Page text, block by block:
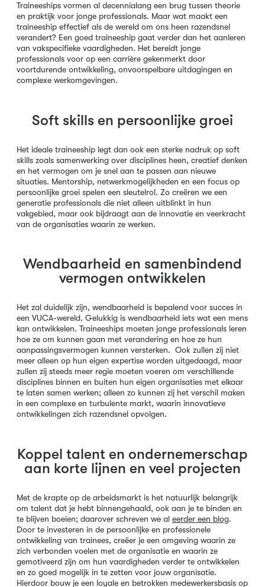
Traineeships vormen al decennialang een brug tussen theorie
en praktijk voor jonge professionals. Maar wat maakt een
traineeship effectief als de wereld om ons heen razendsnel
verandert? Een goed traineeship gaat verder dan het aanleren
van vakspecifieke vaardigheden. Het bereidt jonge
professionals voor op een carrière gekenmerkt door
voortdurende ontwikkeling, onvoorspelbare uitdagingen en
complexe werkomgevingen.
Soft skills en persoonlijke groei
Het ideale traineeship legt dan ook een sterke nadruk op soft
skills zoals samenwerking over disciplines heen, creatief denken
en het vermogen om je snel aan te passen aan nieuwe
situaties. Mentorship, netwerkmogelijkheden en een focus op
persoonlijke groei spelen een sleutelrol. Zo creëren we een
generatie professionals die niet alleen uitblinkt in hun
vakgebied, maar ook bijdraagt aan de innovatie en veerkracht
van de organisaties waarin ze werken.
Wendbaarheid en samenbindend
vermogen ontwikkelen
Het zal duidelijk zijn, wendbaarheid is bepalend voor succes in
een VUCA-wereld. Gelukkig is wendbaarheid iets wat een mens
kan ontwikkelen. Traineeships moeten jonge professionals leren
hoe ze om kunnen gaan met verandering en hoe ze hun
aanpassingsvermogen kunnen versterken. Ook zullen zij niet
meer alleen op hun eigen expertise worden uitgedaagd, maar
zullen zij steeds meer regie moeten voeren om verschillende
disciplines binnen en buiten hun eigen organisaties met elkaar
te laten samen werken; alleen zo kunnen zij het verschil maken
in een complexe en turbulente markt, waarin innovatieve
ontwikkelingen zich razendsnel opvolgen.
Koppel talent en ondernemerschap
aan korte lijnen en veel projecten
Met de krapte op de arbeidsmarkt is het natuurlijk belangrijk
om talent dat je hebt binnengehaald, ook aan je te binden en
te blijven boeien; daarover schreven we al eerder een blog.
Door te investeren in de persoonlijke en professionele
ontwikkeling van trainees, creëer je een omgeving waarin ze
zich verbonden voelen met de organisatie en waarin ze
gemotiveerd zijn om hun vaardigheden verder te ontwikkelen
en zo goed mogelijk in te zetten voor jouw organisatie.
Hierdoor bouw je een loyale en betrokken medewerkersbasis op